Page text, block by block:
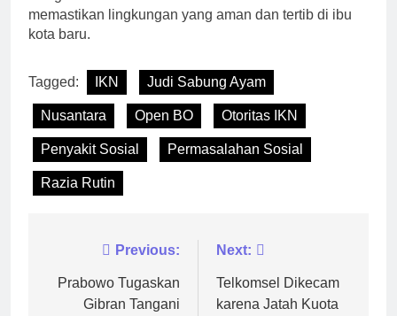
memastikan lingkungan yang aman dan tertib di ibu
kota baru.
Tagged: IKN Judi Sabung Ayam
Nusantara Open BO Otoritas IKN
Penyakit Sosial Permasalahan Sosial
Razia Rutin
Navigasi
pos
Previous:
Prabowo Tugaskan
Gibran Tangani
Next:
Telkomsel Dikecam
karena Jatah Kuota